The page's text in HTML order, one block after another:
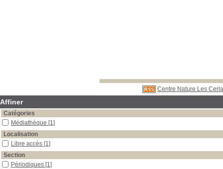
Centre Nature Les
Affiner
Catégories
Médiathèque [1]
Localisation
Libre accès [1]
Section
Périodiques [1]